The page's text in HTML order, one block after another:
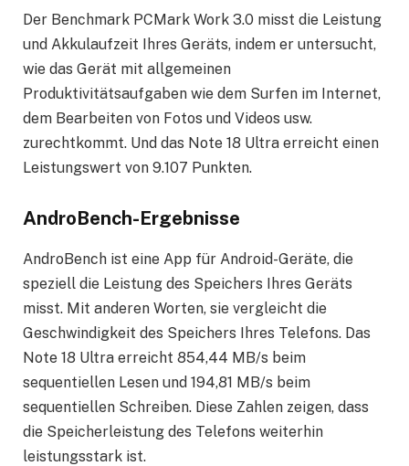
Der Benchmark PCMark Work 3.0 misst die Leistung
und Akkulaufzeit Ihres Geräts, indem er untersucht,
wie das Gerät mit allgemeinen
Produktivitätsaufgaben wie dem Surfen im Internet,
dem Bearbeiten von Fotos und Videos usw.
zurechtkommt. Und das Note 18 Ultra erreicht einen
Leistungswert von 9.107 Punkten.
AndroBench-Ergebnisse
AndroBench ist eine App für Android-Geräte, die
speziell die Leistung des Speichers Ihres Geräts
misst. Mit anderen Worten, sie vergleicht die
Geschwindigkeit des Speichers Ihres Telefons. Das
Note 18 Ultra erreicht 854,44 MB/s beim
sequentiellen Lesen und 194,81 MB/s beim
sequentiellen Schreiben. Diese Zahlen zeigen, dass
die Speicherleistung des Telefons weiterhin
leistungsstark ist.